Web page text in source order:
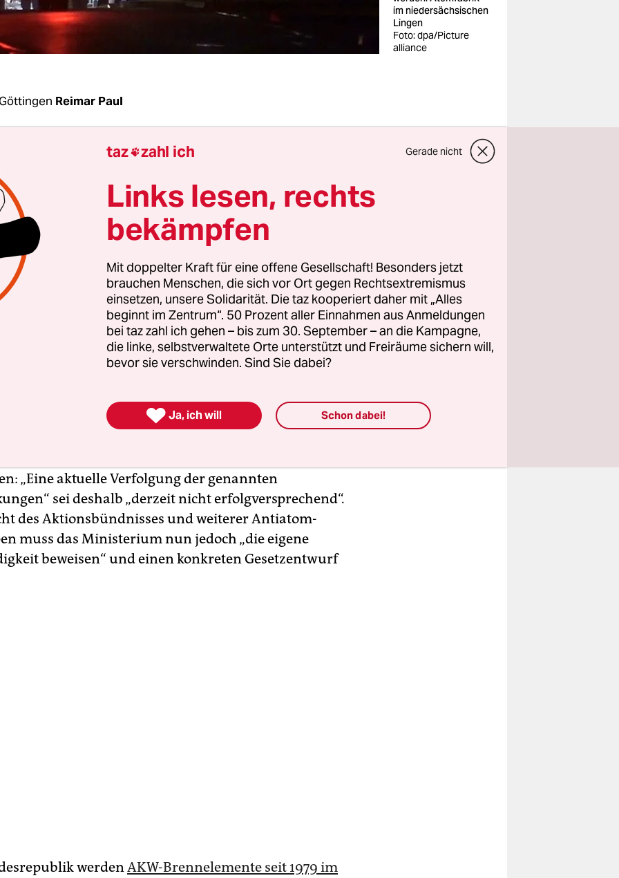
im niedersächsischen
Lingen
Foto: dpa/Picture
alliance
Reimar Paul
die vorerst ohne Konsequenzen bleibt, aber
Ansage: Das Bundesumweltministerium (BMUV)
ausdrücklich ein Ende der Produktion von
für Atomkraftwerke in Deutschland: „Es ist aus Sicht
Hinblick auf die Glaubwürdigkeit des deutschen
generell erforderlich, die Kernbrennstoffproduktion zu
das Ministerium an das Aktionsbündnis
gegen Atomanlagen in einem Brief, der der taz vorliegt.
es weiter, sei dafür eine Änderung der Gesetzeslage
würde die Beendigung der
den deutschen Atomausstieg
„Eine aktuelle Verfolgung der genannten
sei deshalb „derzeit nicht erfolgversprechend“.
des Aktionsbündnisses und weiterer Anti­atom­
muss das Ministerium nun jedoch „die eigene
beweisen“ und einen konkreten Gesetzentwurf
werdenAKW-Brennelemente seit 1979 im
taz zahl ich Gerade nicht
Links lesen, rechts
bekämpfen
Mit doppelter Kraft für eine offene Gesellschaft! Besonders jetzt
brauchen Menschen, die sich vor Ort gegen Rechtsextremismus
einsetzen, unsere Solidarität. Die taz kooperiert daher mit „Alles
beginnt im Zentrum“. 50 Prozent aller Einnahmen aus Anmeldungen
bei taz zahl ich gehen – bis zum 30. September – an die Kampagne,
die linke, selbstverwaltete Orte unterstützt und Freiräume sichern will,
bevor sie verschwinden. Sind Sie dabei?
 Ja, ich will Schon dabei!